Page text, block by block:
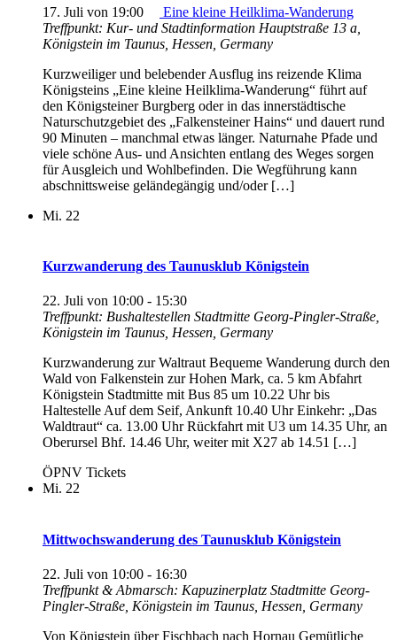
17. Juli von 19:00
Eine kleine Heilklima-Wanderung
Treffpunkt: Kur- und Stadtinformation Hauptstraße 13 a,
Königstein im Taunus, Hessen, Germany
Kurzweiliger und belebender Ausflug ins reizende Klima
Königsteins „Eine kleine Heilklima-Wanderung“ führt auf
den Königsteiner Burgberg oder in das innerstädtische
Naturschutzgebiet des „Falkensteiner Hains“ und dauert rund
90 Minuten – manchmal etwas länger. Naturnahe Pfade und
viele schöne Aus- und Ansichten entlang des Weges sorgen
für Ausgleich und Wohlbefinden. Die Wegführung kann
abschnittsweise geländegängig und/oder […]
Mi. 22
Kurzwanderung des Taunusklub Königstein
22. Juli von 10:00 - 15:30
Treffpunkt: Bushaltestellen Stadtmitte Georg-Pingler-Straße,
Königstein im Taunus, Hessen, Germany
Kurzwanderung zur Waltraut Bequeme Wanderung durch den
Wald von Falkenstein zur Hohen Mark, ca. 5 km Abfahrt
Königstein Stadtmitte mit Bus 85 um 10.22 Uhr bis
Haltestelle Auf dem Seif, Ankunft 10.40 Uhr Einkehr: „Das
Waldtraut“ ca. 13.00 Uhr Rückfahrt mit U3 um 14.35 Uhr, an
Oberursel Bhf. 14.46 Uhr, weiter mit X27 ab 14.51 […]
ÖPNV Tickets
Mi. 22
Mittwochswanderung des Taunusklub Königstein
22. Juli von 10:00 - 16:30
Treffpunkt & Abmarsch: Kapuzinerplatz Stadtmitte Georg-
Pingler-Straße, Königstein im Taunus, Hessen, Germany
Von Königstein über Fischbach nach Hornau Gemütliche